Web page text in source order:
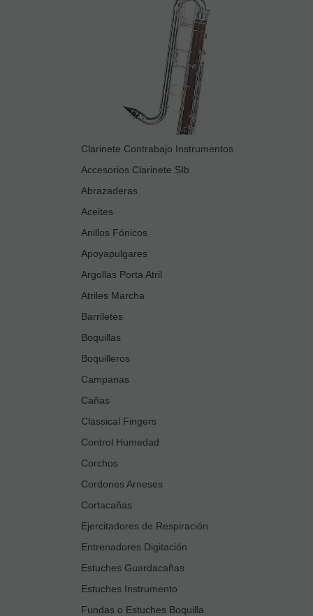
Clarinete Contrabajo Instrumentos
Accesorios Clarinete SIb
Abrazaderas
Aceites
Anillos Fónicos
Apoyapulgares
Argollas Porta Atril
Atriles Marcha
Barriletes
Boquillas
Boquilleros
Campanas
Cañas
Classical Fingers
Control Humedad
Corchos
Cordones Arneses
Cortacañas
Ejercitadores de Respiración
Entrenadores Digitación
Estuches Guardacañas
Estuches Instrumento
Fundas o Estuches Boquilla